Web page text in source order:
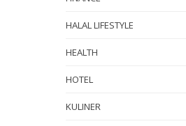
HALAL LIFESTYLE
HEALTH
HOTEL
KULINER